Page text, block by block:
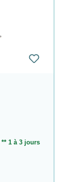
** 1 à 3 jours